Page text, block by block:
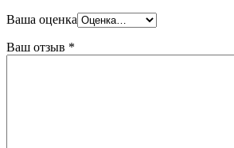
Ваша оценка
Ваш отзыв *